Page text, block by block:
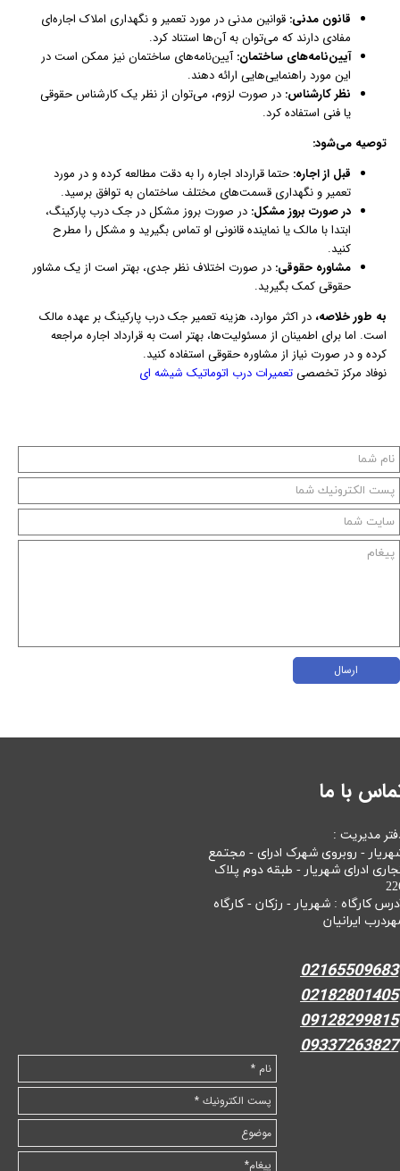
قانون مدنی: قوانین مدنی در مورد تعمیر و نگهداری املاک اجاره‌ای
مفادی دارند که می‌توان به آن‌ها استناد کرد.
آیین‌نامه‌های ساختمان:آیین‌نامه‌های ساختمان نیز ممکن است در
این مورد راهنمایی‌هایی ارائه دهند.
نظر کارشناس: در صورت لزوم، می‌توان از نظر یک کارشناس حقوقی
یا فنی استفاده کرد.
توصیه می‌شود:
قبل از اجاره: حتما قرارداد اجاره را به دقت مطالعه کرده و در مورد
تعمیر و نگهداری قسمت‌های مختلف ساختمان به توافق برسید.
در صورت بروز مشکل: در صورت بروز مشکل در جک درب پارکینگ،
ابتدا با مالک یا نماینده قانونی او تماس بگیرید و مشکل را مطرح
کنید.
مشاوره حقوقی: در صورت اختلاف نظر جدی، بهتر است از یک مشاور
حقوقی کمک بگیرید.
به طور خلاصه، در اکثر موارد، هزینه تعمیر جک درب پارکینگ بر عهده مالک
است. اما برای اطمینان از مسئولیت‌ها، بهتر است به قرارداد اجاره مراجعه
کرده و در صورت نیاز از مشاوره حقوقی استفاده کنید.
نوفاد مرکز تخصصیتعمیرات درب اتوماتیک شیشه ای
ارسال
با ما
مدیریت :
- روبروی شهرک ادرای - مجتمع
ادرای شهریار - طبقه دوم پلاک
کارگاه : شهریار - رزکان - کارگاه
ایرانیان
02165509683
02182801405
09128299815
09337263827